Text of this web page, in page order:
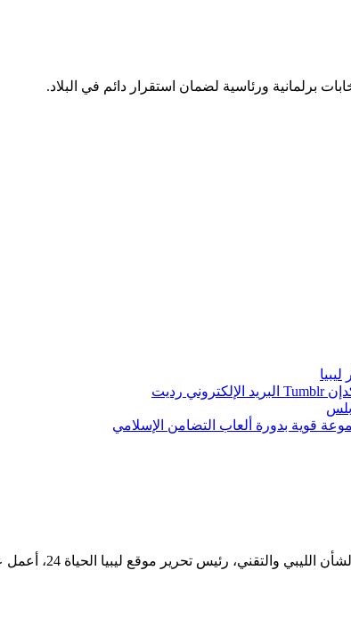
برلمانية ورئاسية لضمان استقرار دائم في البلاد.
ليبيا
Tumblr البريد الإلكتروني رديت
قوية بدورة ألعاب التضامن الإسلامي
الحياة 24، أعمل على تغطية آخر المستجدات المحلية والدولية لتقديم محتوى إخباري دقيق وموثوق